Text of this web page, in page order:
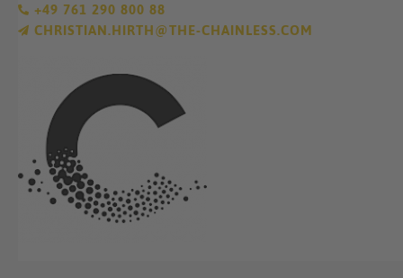
+49 761 290 800 88
CHRISTIAN.HIRTH@THE-CHAINLESS.COM